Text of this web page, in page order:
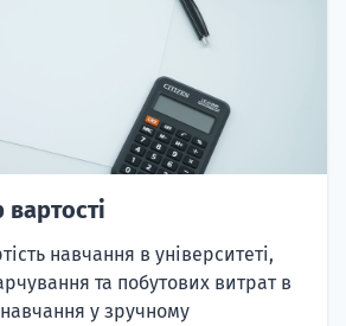
навчання в університеті,
та побутових витрат в
у зручному